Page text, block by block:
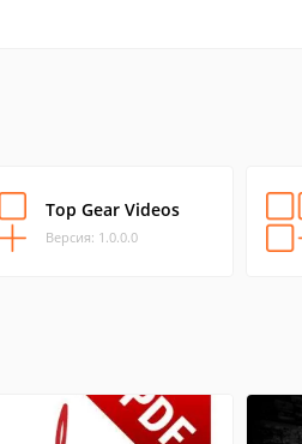
Top Gear Videos
Версия: 1.0.0.0